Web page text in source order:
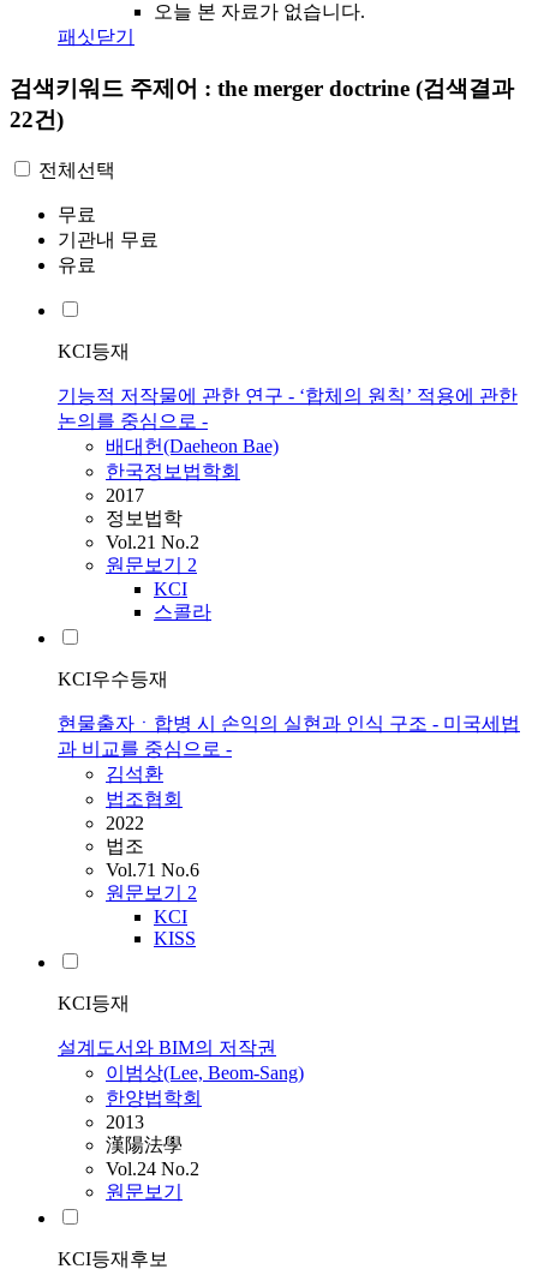
오늘 본 자료가 없습니다.
패싯닫기
검색키워드 주제어 : the merger doctrine (검색결과
22건)
전체선택
무료
기관내 무료
유료
KCI등재
기능적 저작물에 관한 연구 - ‘합체의 원칙’ 적용에 관한
논의를 중심으로 -
배대헌(Daeheon Bae)
한국정보법학회
2017
정보법학
Vol.21 No.2
원문보기 2
KCI
스콜라
KCI우수등재
현물출자ㆍ합병 시 손익의 실현과 인식 구조 - 미국세법
과 비교를 중심으로 -
김석환
법조협회
2022
법조
Vol.71 No.6
원문보기 2
KCI
KISS
KCI등재
설계도서와 BIM의 저작권
이범상(Lee, Beom-Sang)
한양법학회
2013
漢陽法學
Vol.24 No.2
원문보기
KCI등재후보